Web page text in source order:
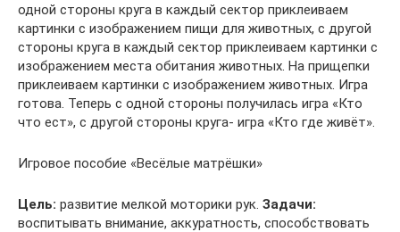
одной стороны круга в каждый сектор приклеиваем
картинки с изображением пищи для животных, с другой
стороны круга в каждый сектор приклеиваем картинки с
изображением места обитания животных. На прищепки
приклеиваем картинки с изображением животных. Игра
готова. Теперь с одной стороны получилась игра «Кто
что ест», с другой стороны круга- игра «Кто где живёт».
Игровое пособие «Весёлые матрёшки»
Цель: развитие мелкой моторики рук. Задачи:
воспитывать внимание, аккуратность, способствовать